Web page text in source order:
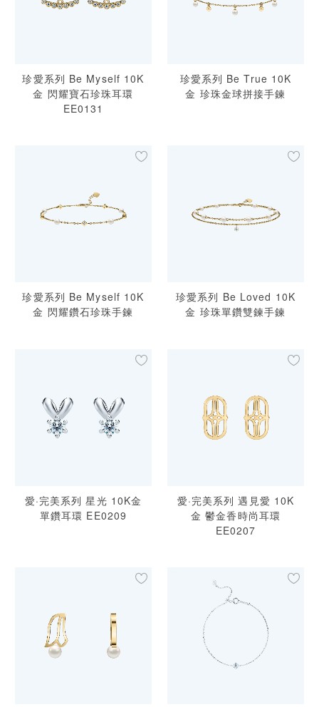
珍愛系列 Be Myself 10K
金 閃耀寶石珍珠耳環
EE0131
珍愛系列 Be True 10K
金 珍珠金球拼接手鍊
珍愛系列 Be Myself 10K
金 閃耀鑽石珍珠手鍊
珍愛系列 Be Loved 10K
金 珍珠單鑽雙鍊手鍊
愛·完美系列 星光 10K金
單鑽耳環 EE0209
愛·完美系列 遇見愛 10K
金 鬱金香時尚耳環
EE0207